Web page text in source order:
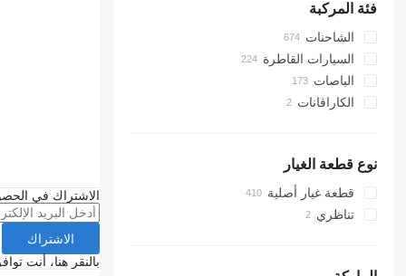
فئة المركبة
الشاحنات
السيارات القاطرة
الباصات
الكارافانات
نوع قطعة الغيار
قطعة غيار أصلية
تناظري
الاشتراك في
الاشتراك
بالنقر هنا، أنت